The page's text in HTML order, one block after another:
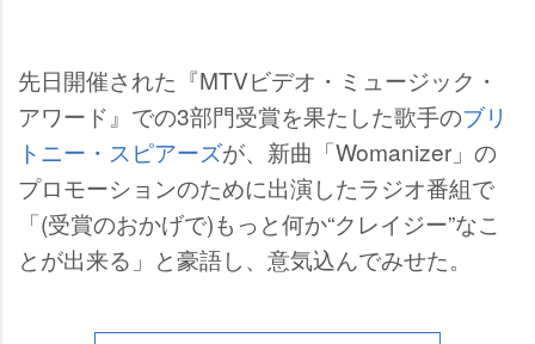
先日開催された『MTVビデオ・ミュージック・
アワード』での3部門受賞を果たした歌手のブリ
トニー・スピアーズが、新曲「Womanizer」の
プロモーションのために出演したラジオ番組で
「(受賞のおかげで)もっと何か“クレイジー”なこ
とが出来る」と豪語し、意気込んでみせた。